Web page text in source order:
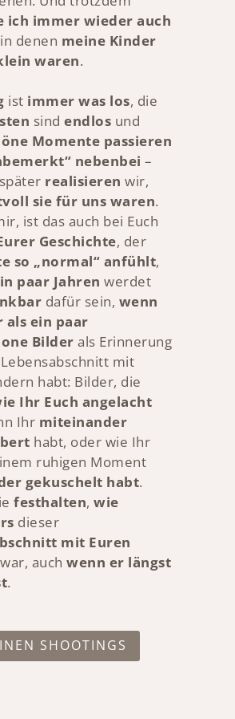
ich immer wieder auch
denen meine Kinder
waren.
ist immer was los, die
sind endlos und
Momente passieren
nebenbei –
realisieren wir,
sie für uns waren.
ist das auch bei Euch
Geschichte, der
so „normal“ anfühlt,
paar Jahren werdet
dafür sein, wenn
als ein paar
Bilder als Erinnerung
mit
habt: Bilder, die
Ihr Euch angelacht
Ihr miteinander
habt, oder wie Ihr
ruhigen Moment
gekuschelt habt.
festhalten, wie
dieser
mit Euren
war, auch wenn er längst
.
SHOOTINGS